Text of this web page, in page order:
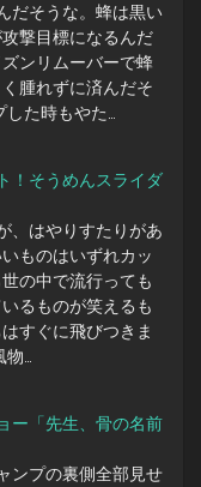
だそうな。蜂は黒い
撃目標になるんだ
ンリムーバーで蜂
腫れずに済んだそ
た時もやた…
！そうめんスライダ
、はやりすたりがあ
ものはいずれカッ
の中で流行っても
るものが笑えるも
すぐに飛びつきま
…
ー「先生、骨の名前
ンプの裏側全部見せ